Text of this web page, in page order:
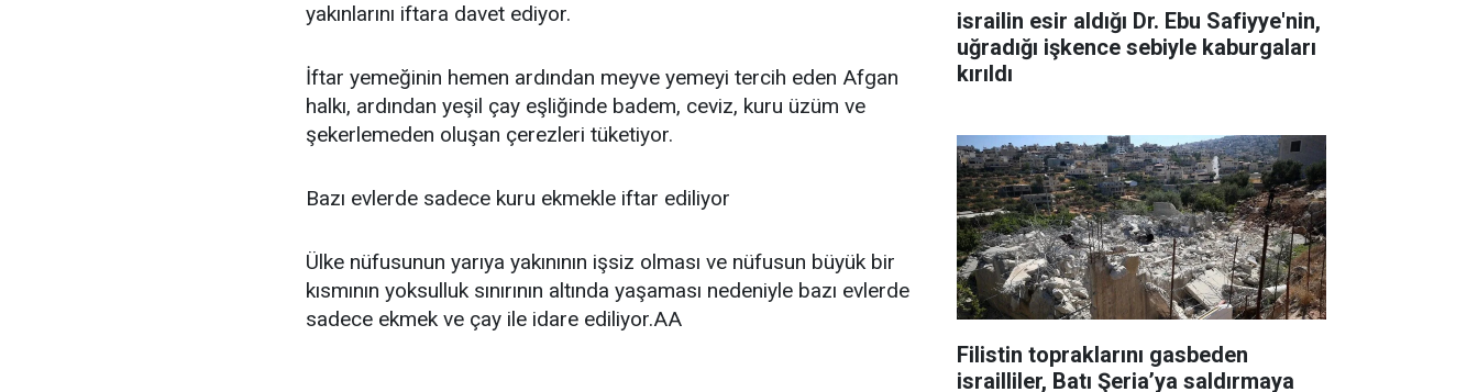
yakınlarını iftara davet ediyor.
İftar yemeğinin hemen ardından meyve yemeyi tercih eden Afgan
halkı, ardından yeşil çay eşliğinde badem, ceviz, kuru üzüm ve
şekerlemeden oluşan çerezleri tüketiyor.
Bazı evlerde sadece kuru ekmekle iftar ediliyor
Ülke nüfusunun yarıya yakınının işsiz olması ve nüfusun büyük bir
kısmının yoksulluk sınırının altında yaşaması nedeniyle bazı evlerde
sadece ekmek ve çay ile idare ediliyor.AA
israilin esir aldığı Dr. Ebu Safiyye'nin,
uğradığı işkence sebiyle kaburgaları
kırıldı
Filistin topraklarını gasbeden
israilliler, Batı Şeria’ya saldırmaya